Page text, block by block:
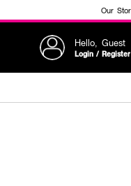
Our
Hello, Guest
Login / Register